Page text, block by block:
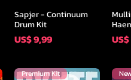
Snel overzicht
Sapjer - Continuum
Drum Kit
Prijs
US$ 9,99
Premium Kit